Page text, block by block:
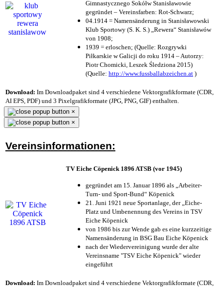
Gimnastycznego Sokółw Stanisławowie
gegründet – Vereinsfarben: Rot-Schwarz;
04.1914 = Namensänderung in Stanisławowski
Klub Sportowy (S. K. S.) „Rewera“ Stanisławów
von 1908;
1939 = erloschen; (Quelle: Rozgrywki
Piłkarskie w Galicji do roku 1914 – Autorzy:
Piotr Chomicki, Leszek Śledziona 2015)
(Quelle: http://www.fussballabzeichen.at )
Download: Im Downloadpaket sind 4 verschiedene Vektorgrafikformate (CDR,
AI EPS, PDF) und 3 Pixelgrafikformate (JPG, PNG, GIF) enthalten.
×
×
Vereinsinformationen:
TV Eiche Cöpenick 1896 ATSB (vor 1945)
gegründet am 15. Januar 1896 als „Arbeiter-
Turn- und Sport-Bund“ Köpenick
21. Juni 1921 neue Sportanlage, der „Eiche-
Platz und Umbenennung des Vereins in TSV
Eiche Köpenick
von 1986 bis zur Wende gab es eine kurzzeitige
Namensänderung in BSG Bau Eiche Köpenick
nach der Wiedervereinigung wurde der alte
Vereinsname "TSV Eiche Köpenick" wieder
eingeführt
Download: Im Downloadpaket sind 4 verschiedene Vektorgrafikformate (CDR,